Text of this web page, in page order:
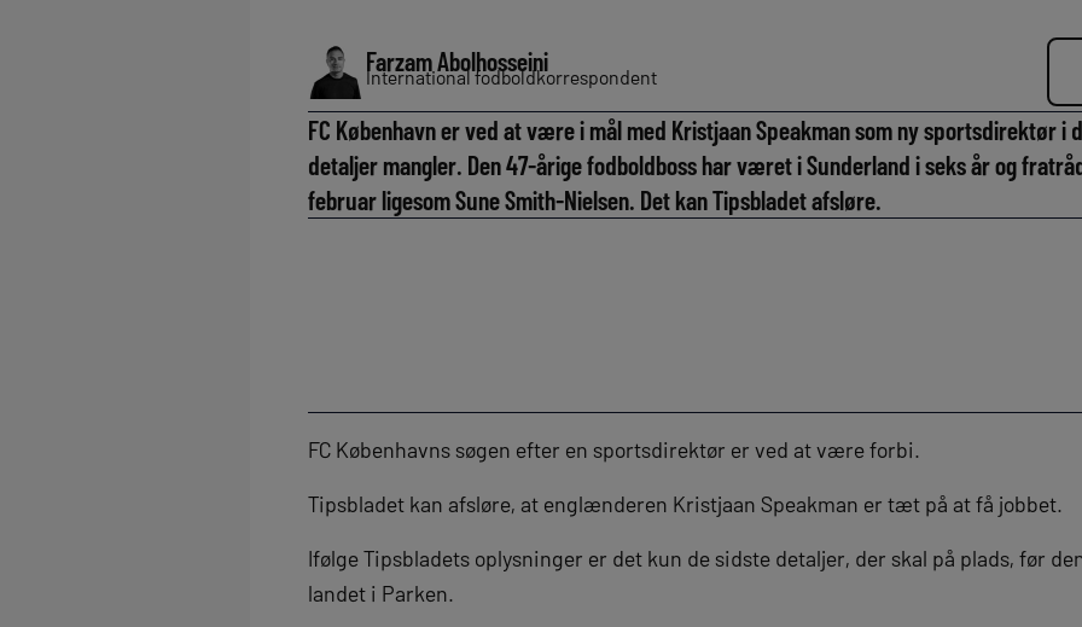
Farzam Abolhosseini
International fodboldkorrespondent
FC København er ved at være i mål med Kristjaan Speakman som ny sportsdirektør i
detaljer mangler. Den 47-årige fodboldboss har været i Sunderland i seks år og
februar ligesom Sune Smith-Nielsen. Det kan Tipsbladet afsløre.
FC Københavns søgen efter en sportsdirektør er ved at være forbi.
Tipsbladet kan afsløre, at englænderen Kristjaan Speakman er tæt på at få jobbet.
Ifølge Tipsbladets oplysninger er det kun de sidste detaljer, der skal på plads, før
landet i Parken.